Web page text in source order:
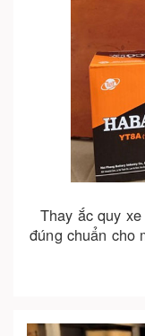
Thay ắc quy
đúng chuẩn cho